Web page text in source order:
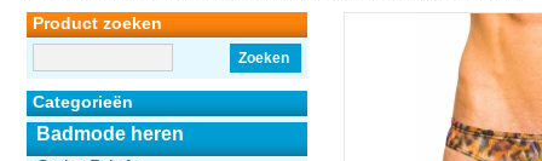
Product zoeken
Zoeken
Categorieën
Badmode heren